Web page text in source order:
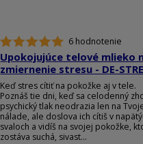
6 hodnotenie
Upokojujúce telové mlieko
zmiernenie stresu - DE-
Keď stres cítiť na pokožke aj v tele.
Poznáš tie dni, keď sa celodenný
psychický tlak neodrazia len na
nálade, ale doslova ich cítiš v
svaloch a vidíš na svojej pokožke,
zostáva suchá, sivast...